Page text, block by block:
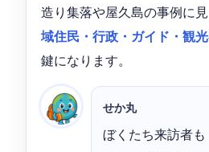
造り集落や屋久島の事例に見
域住民・行政・ガイド・観
鍵になります。
せか丸
ぼくたち来訪者